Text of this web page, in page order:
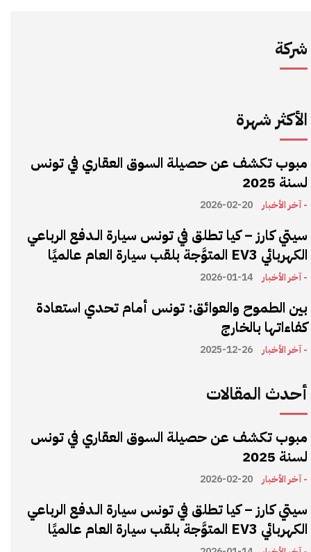
شركة
الأكثر شهرة
مبوب تكشف عن حصيلة السوق العقاري في تونس
لسنة 2025
- آخر الأخبار 2026-02-20
سيتي كارز – كيا تطلق في تونس سيارة الـدفع الرباعي
الكهربائي EV3 المتوَّجة بلقب سيارة العام عالميًا
- آخر الأخبار 2026-01-14
بين الطموح والعوائق: تونس أمام تحدي استعادة
كفاءاتها بالخارج
- آخر الأخبار 2025-12-26
أحدث المقالات
مبوب تكشف عن حصيلة السوق العقاري في تونس
لسنة 2025
- آخر الأخبار 2026-02-20
سيتي كارز – كيا تطلق في تونس سيارة الـدفع الرباعي
الكهربائي EV3 المتوَّجة بلقب سيارة العام عالميًا